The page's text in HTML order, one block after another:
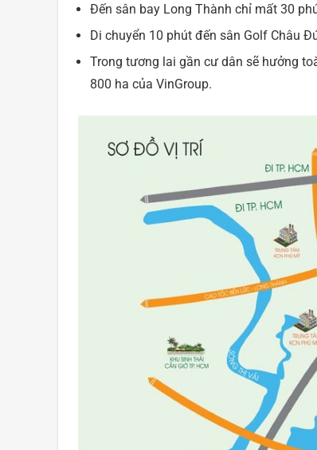
Đến sân bay Long Thành chỉ mất 30
Di chuyển 10 phút đến sân Golf Châu
Trong tương lai gần cư dân sẽ hưởng
800 ha của VinGroup.